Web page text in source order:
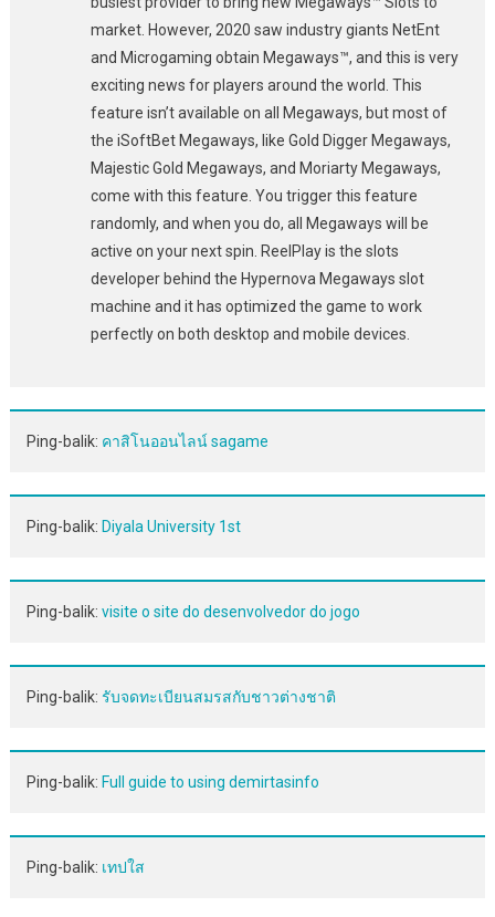
market. However, 2020 saw industry giants NetEnt
and Microgaming obtain Megaways™, and this is very
exciting news for players around the world. This
feature isn’t available on all Megaways, but most of
the iSoftBet Megaways, like Gold Digger Megaways,
Majestic Gold Megaways, and Moriarty Megaways,
come with this feature. You trigger this feature
randomly, and when you do, all Megaways will be
active on your next spin. ReelPlay is the slots
developer behind the Hypernova Megaways slot
machine and it has optimized the game to work
perfectly on both desktop and mobile devices.
Ping-balik: คาสิโนออนไลน์ sagame
Ping-balik: Diyala University 1st
Ping-balik: visite o site do desenvolvedor do jogo
Ping-balik: รับจดทะเบียนสมรสกับชาวต่างชาติ
Ping-balik: Full guide to using demirtasinfo
Ping-balik: เทปใส